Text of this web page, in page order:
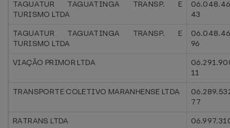
TAGUATUR TAGUATINGA TRANSP. E
TURISMO LTDA
43
TAGUATUR TAGUATINGA TRANSP. E
TURISMO LTDA
96
VIAÇÃO PRIMOR LTDA
11
TRANSPORTE COLETIVO MARANHENSE LTDA
77
RATRANS LTDA